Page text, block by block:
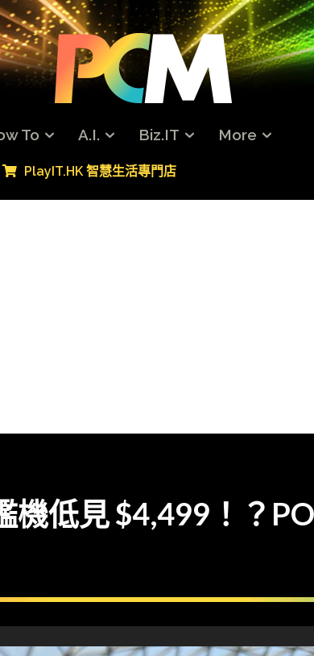
To A.I. Biz.IT More
PlayIT.HK 智慧生活專門店
機低見 $4,499！？